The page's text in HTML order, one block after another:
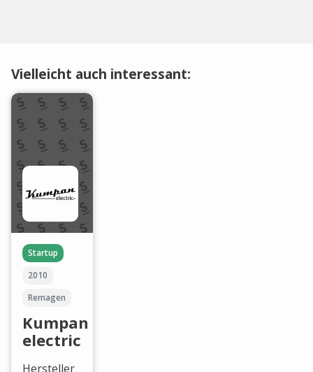
Vielleicht auch interessant:
Startup
2010
Remagen
Kumpan
electric
Hersteller